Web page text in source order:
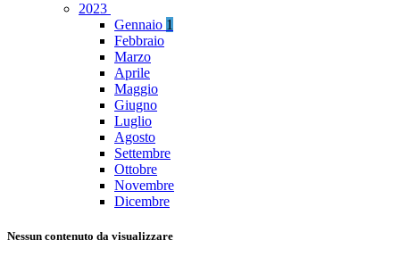
2023
Gennaio 1
Febbraio
Marzo
Aprile
Maggio
Giugno
Luglio
Agosto
Settembre
Ottobre
Novembre
Dicembre
Nessun contenuto da visualizzare